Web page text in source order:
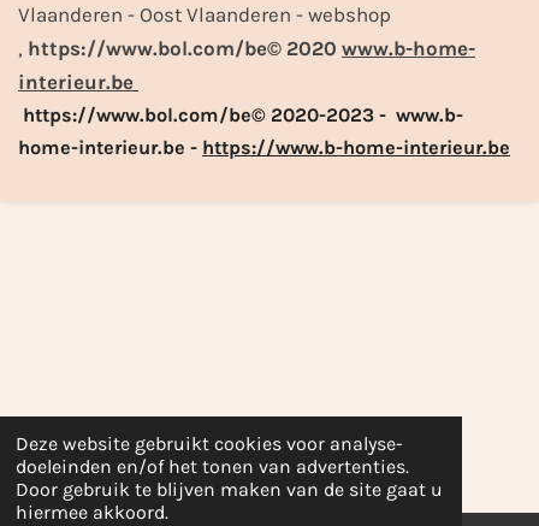
Deze website gebruikt cookies voor analyse-
doeleinden en/of het tonen van advertenties.
Door gebruik te blijven maken van de site gaat u
hiermee akkoord.
Vlaanderen - Oost Vlaanderen - webshop
, https://www.bol.com/be© 2020 www.b-home-
interieur.be
https://www.bol.com/be© 2020-2023 - www.b-
home-interieur.be - https://www.b-home-interieur.be